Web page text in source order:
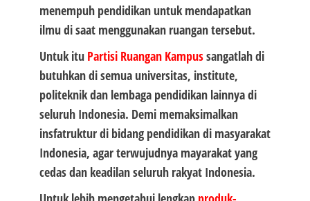
menempuh pendidikan untuk mendapatkan
ilmu di saat menggunakan ruangan tersebut.
Untuk itu Partisi Ruangan Kampussangatlah di
butuhkan di semua universitas, institute,
politeknik dan lembaga pendidikan lainnya di
seluruh Indonesia. Demi memaksimalkan
insfatruktur di bidang pendidikan di masyarakat
Indonesia, agar terwujudnya mayarakat yang
cedas dan keadilan seluruh rakyat Indonesia.